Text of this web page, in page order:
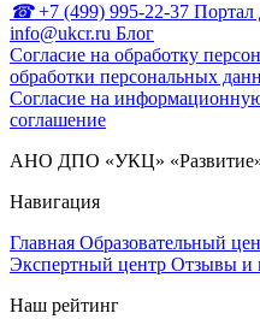
+7 (499) 995-22-37 Портал
info@ukcr.ru Блог
Согласие на обработку
обработки персональных
Согласие на
соглашение
АНО ДПО «УКЦ» «Развитие»
Навигация
Главная Образовательный
Экспертный центр Отзывы и
Наш рейтинг